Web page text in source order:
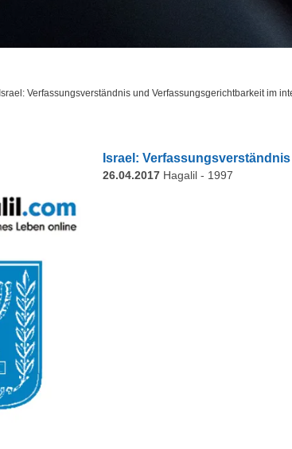
Israel: Verfassungsverständnis und Verfassungsgerichtbarkeit im
Israel:
26.04.2017 Hagalil - 1997